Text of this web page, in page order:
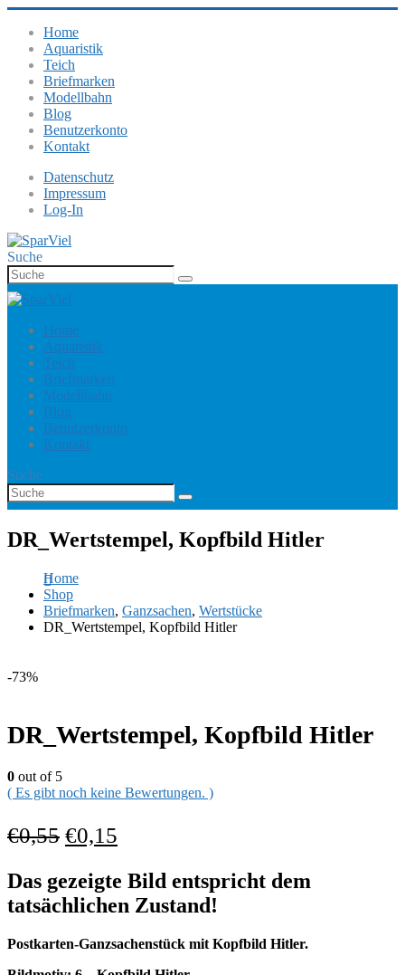
Home
Aquaristik
Teich
Briefmarken
Modellbahn
Blog
Benutzerkonto
Kontakt
Datenschutz
Impressum
Log-In
Suche
Home
Aquaristik
Teich
Briefmarken
Modellbahn
Blog
Benutzerkonto
Kontakt
Suche
DR_Wertstempel, Kopfbild Hitler
Home
Shop
Briefmarken, Ganzsachen, Wertstücke
DR_Wertstempel, Kopfbild Hitler
-73%
DR_Wertstempel, Kopfbild Hitler
0 out of 5
( Es gibt noch keine Bewertungen. )
€0,55 €0,15
Das gezeigte Bild entspricht dem
tatsächlichen Zustand!
Postkarten-Ganzsachenstück mit Kopfbild Hitler.